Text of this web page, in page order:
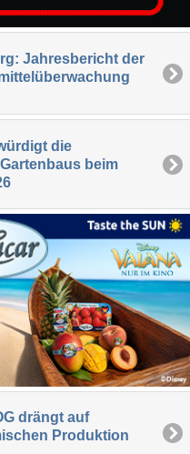
Jahresbericht der
die
beim
drängt auf
Produktion